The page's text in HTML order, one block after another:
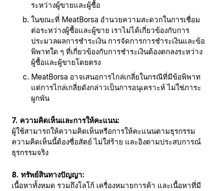
ระหว่างผู้ขายและผู้ซื้อ
ในขณะที่ MeatBorsa อำนวยความสะดวกในการเชื่อม
ต่อระหว่างผู้ซื้อและผู้ขาย เราไม่ได้เกี่ยวข้องกับการ
ประมวลผลการชำระเงิน การจัดการการชำระเงินและข้อ
พิพาทใด ๆ ที่เกี่ยวข้องกับการชำระเงินต้องตกลงระหว่าง
ผู้ซื้อและผู้ขายโดยตรง
MeatBorsa อาจเสนอการไกล่เกลี่ยในกรณีที่มีข้อพิพาท
แต่การไกล่เกลี่ยดังกล่าวเป็นการอนุเคราะห์ ไม่ใช่ภาระ
ผูกพัน
7. ความคิดเห็นและการให้คะแนน:
ผู้ใช้สามารถให้ความคิดเห็นหรือการให้คะแนนตามธุรกรรม
ความคิดเห็นนี้ต้องซื่อสัตย์ ไม่ใส่ร้าย และอิงตามประสบการณ์
ธุรกรรมจริง
8. ทรัพย์สินทางปัญญา:
เนื้อหาทั้งหมด รวมถึงโลโก้ เครื่องหมายการค้า และเนื้อหาที่มี